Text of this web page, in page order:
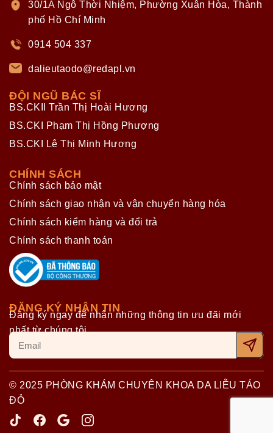
30/1A Ngô Thời Nhiệm, Phường Xuân Hòa, Thành
phố Hồ Chí Minh
0914 504 337
dalieutaodo@redapl.vn
ĐỘI NGŨ BÁC SĨ
BS.CKII Trần Thị Hoài Hương
BS.CKI Phạm Thị Hồng Phượng
BS.CKI Lê Thị Minh Hương
CHÍNH SÁCH
Chính sách bảo mật
Chính sách giao nhận và vận chuyển hàng hóa
Chính sách kiểm hàng và đổi trả
Chính sách thanh toán
ĐĂNG KÝ NHẬN TIN
Đăng ký ngay để nhận những thông tin ưu đãi mới
nhất từ chúng tôi
© 2025 PHÒNG KHÁM CHUYÊN KHOA DA LIỄU TÁO
ĐỎ